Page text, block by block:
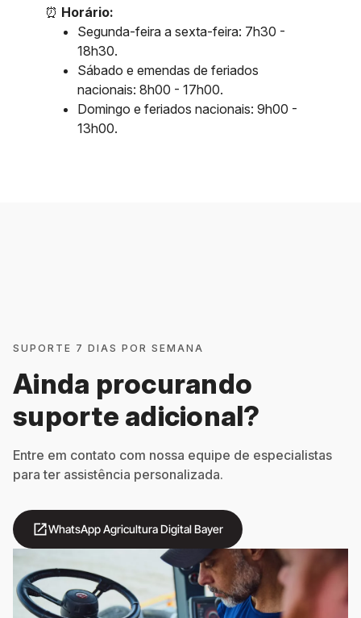
⏰ Horário:
Segunda-feira a sexta-feira: 7h30 -
18h30.
Sábado e emendas de feriados
nacionais: 8h00 - 17h00.
Domingo e feriados nacionais: 9h00 -
13h00.
SUPORTE 7 DIAS POR SEMANA
Ainda procurando
suporte adicional?
Entre em contato com nossa equipe de especialistas
para ter assistência personalizada.
WhatsApp Agricultura Digital Bayer
open_in_new